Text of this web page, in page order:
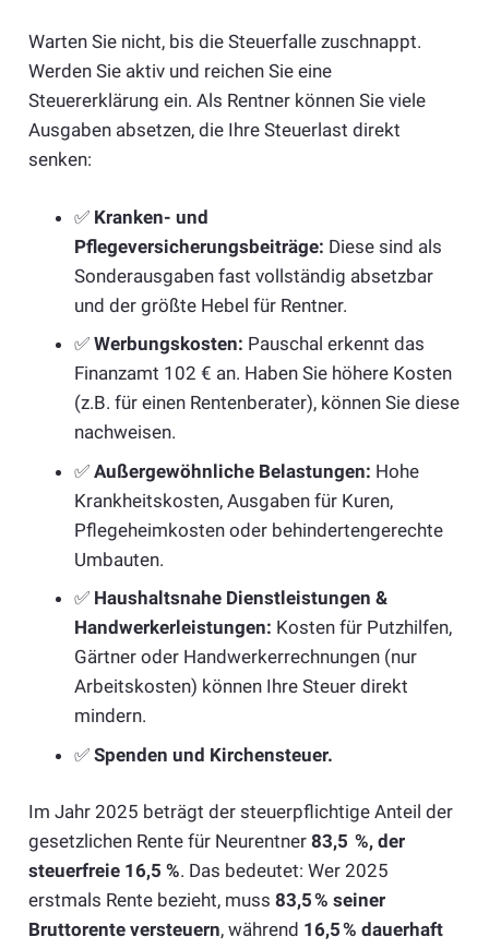
Warten Sie nicht, bis die Steuerfalle zuschnappt.
Werden Sie aktiv und reichen Sie eine
Steuererklärung ein. Als Rentner können Sie viele
Ausgaben absetzen, die Ihre Steuerlast direkt
senken:
✅ Kranken- und
Pflegeversicherungsbeiträge: Diese sind als
Sonderausgaben fast vollständig absetzbar
und der größte Hebel für Rentner.
✅ Werbungskosten: Pauschal erkennt das
Finanzamt 102 € an. Haben Sie höhere Kosten
(z.B. für einen Rentenberater), können Sie diese
nachweisen.
✅ Außergewöhnliche Belastungen: Hohe
Krankheitskosten, Ausgaben für Kuren,
Pflegeheimkosten oder behindertengerechte
Umbauten.
✅ Haushaltsnahe Dienstleistungen &
Handwerkerleistungen: Kosten für Putzhilfen,
Gärtner oder Handwerkerrechnungen (nur
Arbeitskosten) können Ihre Steuer direkt
mindern.
✅ Spenden und Kirchensteuer.
Im Jahr 2025 beträgt der steuerpflichtige Anteil der
gesetzlichen Rente für Neurentner 83,5 %, der
steuerfreie 16,5 %. Das bedeutet: Wer 2025
erstmals Rente bezieht, muss 83,5% seiner
Bruttorente versteuern, während 16,5% dauerhaft